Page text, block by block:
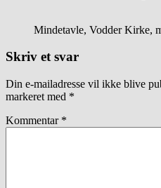
Mindetavle, Vodder Kirke,
Skriv et svar
Din e-mailadresse vil ikke blive
markeret med *
Kommentar *